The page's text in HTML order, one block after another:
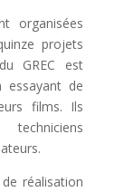
organisées
projets
GREC est
essayant de
films. Ils
réalisation